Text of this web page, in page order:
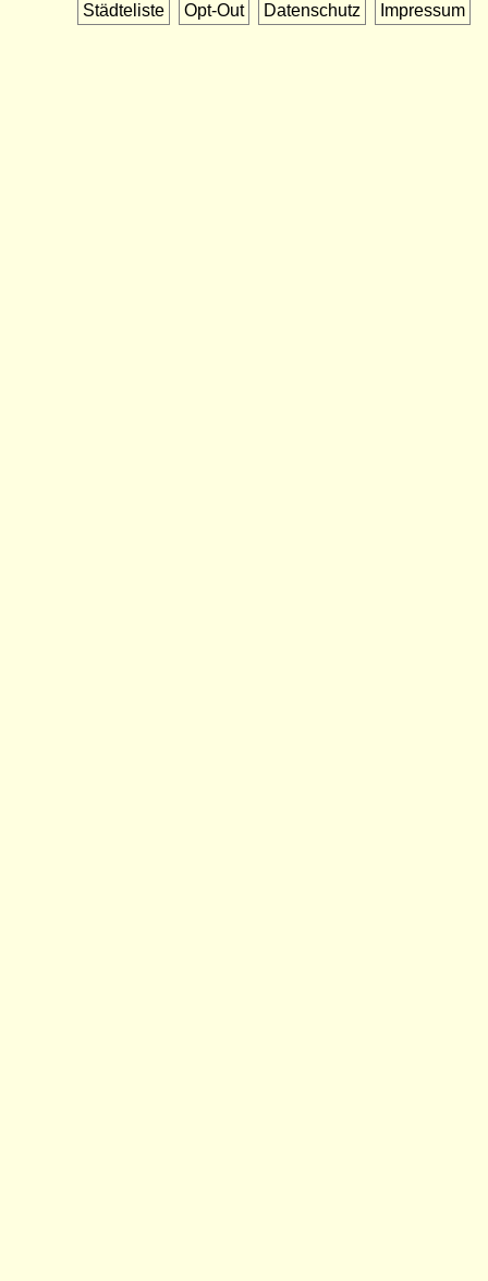
Städteliste Opt-Out Datenschutz Impressum